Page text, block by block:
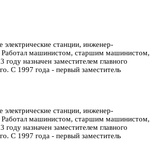
электрические станции, инженер-
Работал машинистом, старшим машинистом,
назначен заместителем главного
С 1997 года - первый заместитель
электрические станции, инженер-
Работал машинистом, старшим машинистом,
назначен заместителем главного
С 1997 года - первый заместитель